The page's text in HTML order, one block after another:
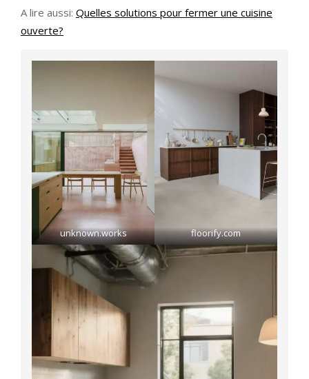
A lire aussi: Quelles solutions pour fermer une cuisine
ouverte?
unknown.works floorify.com